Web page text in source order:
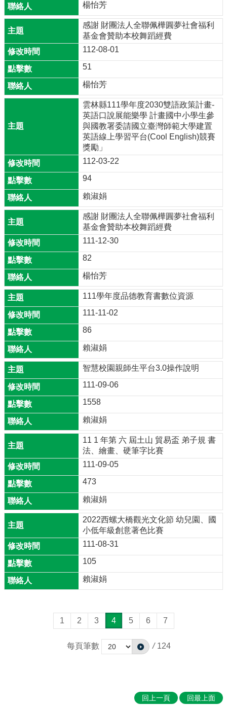
隱
權
宣
告
資
訊
安
策
楊怡芳
感謝 財團法人全聯佩樺圓夢社會福利
基金會贊助本校舞蹈經費
112-08-01
51
楊怡芳
雲林縣111學年度2030雙語政策計畫-
英語口說展能樂學 計畫國中小學生參
與國教署委請國立臺灣師範大學建置
英語線上學習平台(Cool English)競賽
獎勵」
112-03-22
94
賴淑娟
感謝 財團法人全聯佩樺圓夢社會福利
基金會贊助本校舞蹈經費
111-12-30
82
楊怡芳
111學年度品德教育書數位資源
111-11-02
86
賴淑娟
智慧校園親師生平台3.0操作說明
111-09-06
1558
賴淑娟
11 1 年第 六 屆土山 貿易盃 弟子規 書
法、繪畫、硬筆字比賽
111-09-05
473
賴淑娟
2022西螺大橋觀光文化節 幼兒園、國
小低年級創意著色比賽
111-08-31
105
賴淑娟
1 2 3 4 5 6 7
每頁筆數 / 124
回上一頁 回最上面